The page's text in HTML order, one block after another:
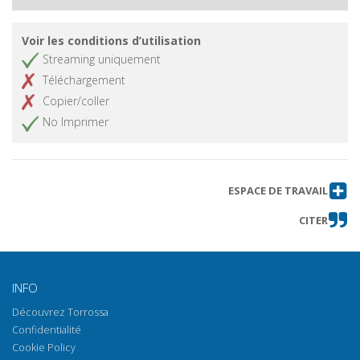
Le origini della retorica in Grecia e a Roma (Note a
Apollonio Rodio e le Muse
"hypophetores"
"Éba róon". Una nota esegetica al
"Tirsi" teocriteo
La materia del poeta (Plutarco, "Vita
Voir les conditions d’utilisation
Streaming uniquement
Téléchargement
Copier/coller
No Imprimer
ESPACE DE TRAVAIL
CITER
INFO
Découvrez Torrossa
Confidentialité
Cookie Policy